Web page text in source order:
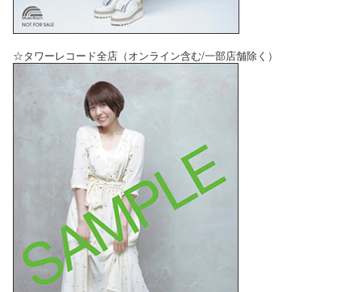
☆タワーレコード全店（オンライン含む/一部店舗除く）